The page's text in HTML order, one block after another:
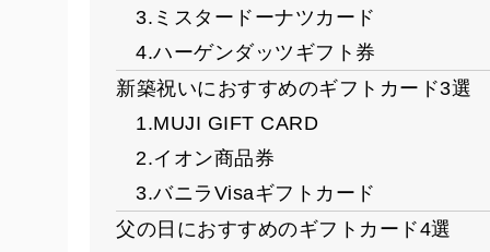
3.ミスタードーナツカード
4.ハーゲンダッツギフト券
新築祝いにおすすめのギフトカード3選
1.MUJI GIFT CARD
2.イオン商品券
3.バニラVisaギフトカード
父の日におすすめのギフトカード4選